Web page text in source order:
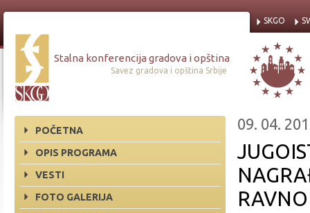
Stalna konferencija gradova i opština
Savez gradova i opština Srbije
SKGO
POČETNA
OPIS PROGRAMA
VESTI
FOTO GALERIJA
09. 04.